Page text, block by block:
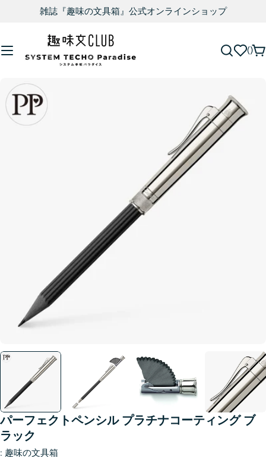
雑誌『趣味の文具箱』公式オンラインショップ
パーフェクトペンシル プラチナコーティング ブ
ラック
: 趣味の文具箱